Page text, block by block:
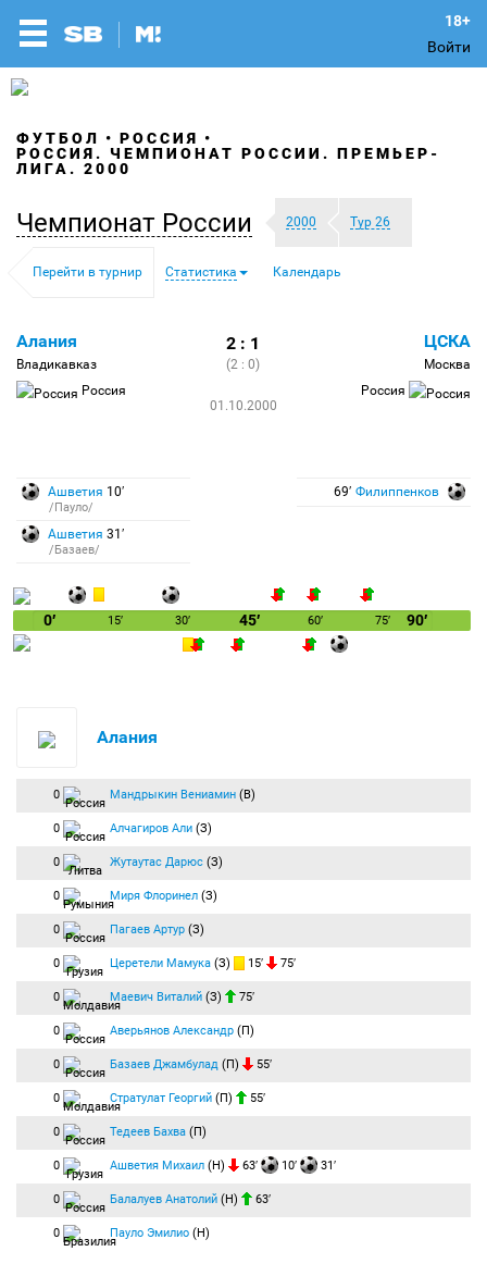
Войти
ФУТБОЛ
РОССИЯ
РОССИЯ. ЧЕМПИОНАТ РОССИИ. ПРЕМЬЕР-
ЛИГА. 2000
Чемпионат России 2000 Тур 26
Перейти в турнир Статистика Календарь
Алания
Владикавказ
Россия
2 : 1
(2 : 0)
01.10.2000
ЦСКА
Москва
Россия
Ашветия 10′
/Пауло/
Ашветия 31′
/Базаев/
69′ Филиппенков
0′ 15′ 30′ 45′ 60′ 75′ 90′
Алания
0 Мандрыкин Вениамин (В)
0 Алчагиров Али (З)
0 Жутаутас Дарюс (З)
0 Миря Флоринел (З)
0 Пагаев Артур (З)
0 Церетели Мамука (З) 15′ 75′
0 Маевич Виталий (З) 75′
0 Аверьянов Александр (П)
0 Базаев Джамбулад (П) 55′
0 Стратулат Георгий (П) 55′
0 Тедеев Бахва (П)
0 Ашветия Михаил (Н) 63′ 10′ 31′
0 Балалуев Анатолий (Н) 63′
0 Пауло Эмилио (Н)